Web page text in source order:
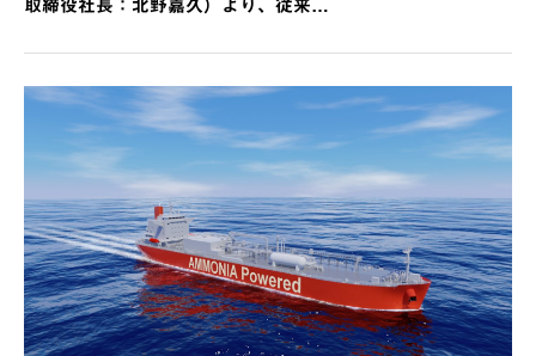
取締役社長：北野嘉久）より、従来…